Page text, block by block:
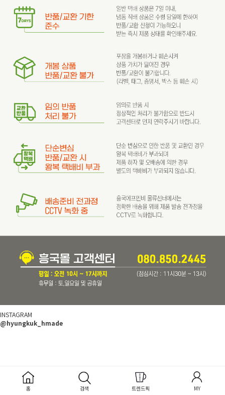
INSTAGRAM
@hyungkuk_hmade
홈 검색 트렌드픽 MY